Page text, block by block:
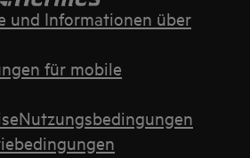
und Informationen über
für mobile
Nutzungsbedingungen